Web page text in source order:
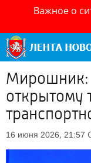
Важное о
Мирошник:
открытому
16 июня 2026, 21:57